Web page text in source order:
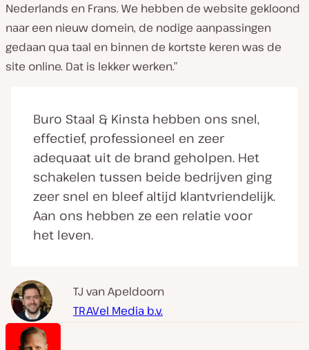
Nederlands en Frans. We hebben de website gekloond
naar een nieuw domein, de nodige aanpassingen
gedaan qua taal en binnen de kortste keren was de
site online. Dat is lekker werken.”
Buro Staal & Kinsta hebben ons snel,
effectief, professioneel en zeer
adequaat uit de brand geholpen. Het
schakelen tussen beide bedrijven ging
zeer snel en bleef altijd klantvriendelijk.
Aan ons hebben ze een relatie voor
het leven.
TJ van Apeldoorn
TRAVel Media b.v.